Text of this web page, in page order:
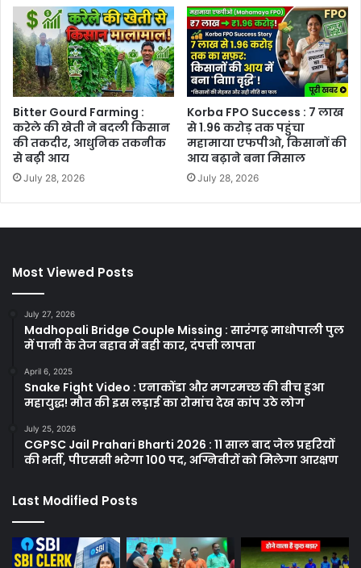
Bitter Gourd Farming :
करेले की खेती ने बदली किसान
की तकदीर, आधुनिक तकनीक
से बढ़ी आय
July 28, 2026
Korba FPO Success : 7 लाख
से 1.96 करोड़ तक पहुंचा
महामाया एफपीओ, किसानों की
आय बढ़ाने बना मिसाल
July 28, 2026
Most Viewed Posts
July 27, 2026
Madhopali Bridge Couple Missing : सारंगढ़ माधोपाली पुल
में पानी के तेज बहाव में बही कार, दंपत्ती लापता
April 6, 2025
Snake Fight Video : एनाकोंडा और मगरमच्छ की बीच हुआ
महायुद्ध! मौत की इस लड़ाई का रोमांच देख कांप उठे लोग
July 25, 2026
CGPSC Jail Prahari Bharti 2026 : 11 साल बाद जेल प्रहरियों
की भर्ती, पीएससी भरेगा 100 पद, अग्निवीरों को मिलेगा आरक्षण
Last Modified Posts